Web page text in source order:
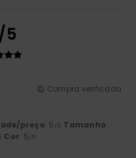
/5
Compra verificada
preço: 5 /5 Tamanho:
Cor: 5/5